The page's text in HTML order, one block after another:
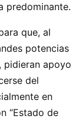
predominante.
que, al
potencias
pidieran apoyo
del
en
“Estado de